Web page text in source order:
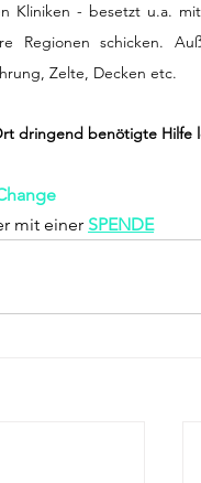
Kliniken - besetzt u.a.
Regionen schicken.
Zelte, Decken etc.
dringend benötigte Hilfe
mit einer SPENDE